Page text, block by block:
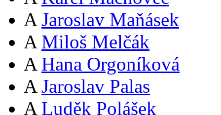
A Jaroslav Maňásek
A Miloš Melčák
A Hana Orgoníková
A Jaroslav Palas
A Luděk Polášek